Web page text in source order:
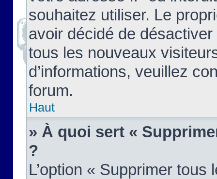
souhaitez utiliser. Le
avoir décidé de
tous les nouveaux
d’informations, veuillez
forum.
Haut
» À quoi sert «
?
L’option « Supprimer